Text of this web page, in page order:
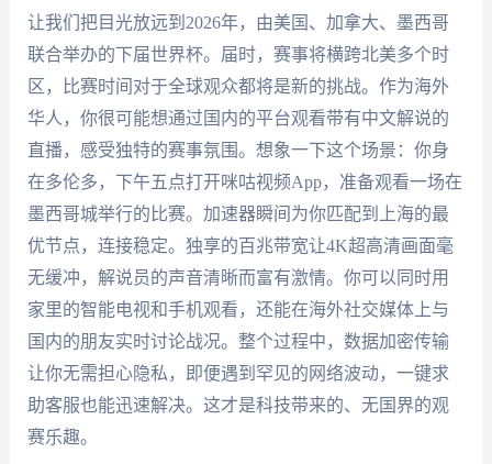
让我们把目光放远到2026年，由美国、加拿大、墨西哥
联合举办的下届世界杯。届时，赛事将横跨北美多个时
区，比赛时间对于全球观众都将是新的挑战。作为海外
华人，你很可能想通过国内的平台观看带有中文解说的
直播，感受独特的赛事氛围。想象一下这个场景：你身
在多伦多，下午五点打开咪咕视频App，准备观看一场在
墨西哥城举行的比赛。加速器瞬间为你匹配到上海的最
优节点，连接稳定。独享的百兆带宽让4K超高清画面毫
无缓冲，解说员的声音清晰而富有激情。你可以同时用
家里的智能电视和手机观看，还能在海外社交媒体上与
国内的朋友实时讨论战况。整个过程中，数据加密传输
让你无需担心隐私，即便遇到罕见的网络波动，一键求
助客服也能迅速解决。这才是科技带来的、无国界的观
赛乐趣。